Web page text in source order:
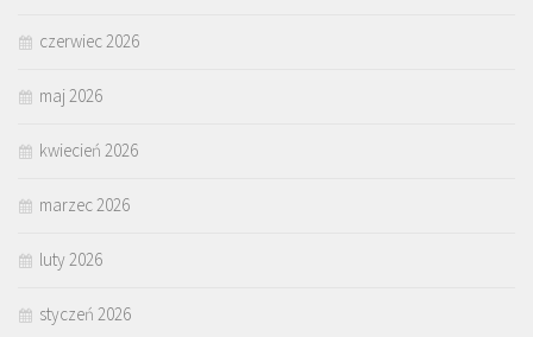
czerwiec 2026
maj 2026
kwiecień 2026
marzec 2026
luty 2026
styczeń 2026